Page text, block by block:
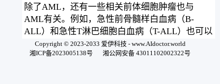
除了AML，还有一些相关前体细胞肿瘤也与
AML有关。例如，急性前骨髓样白血病（B-
ALL）和急性T淋巴细胞白血病（T-ALL）也可以
发生在骨髓中，与AML一样，它们也需要通过骨
髓检查和免疫学分析来确定诊断和治疗方案。
Copyright © 2023-2033 爱伊科技 - www.AIdoctor.world
湘ICP备2023005138号
湘公网安备 43011102002322号